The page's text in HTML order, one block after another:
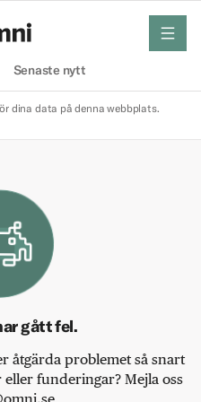
Senaste nytt
meny
dina data på denna webbplats.
gått fel.
åtgärda problemet så snart
funderingar? Mejla oss